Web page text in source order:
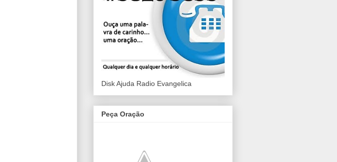
Disk Ajuda Radio Evangelica
Peça Oração